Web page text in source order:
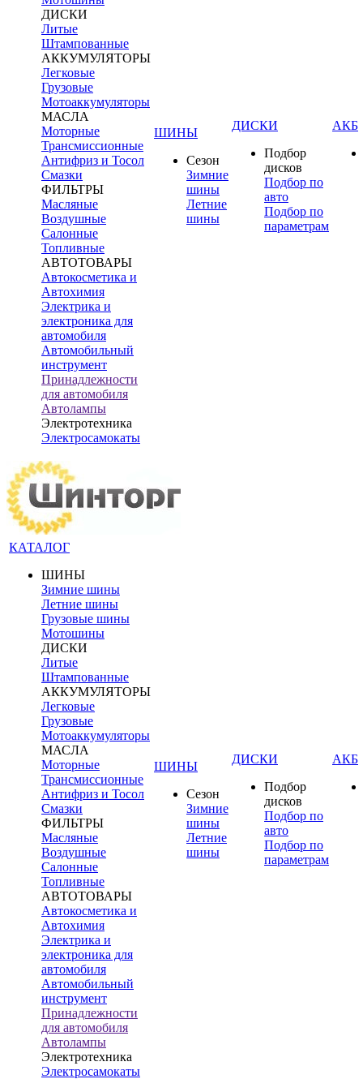
ДИСКИ
Литые
Штампованные
АККУМУЛЯТОРЫ
Легковые
Грузовые
Мотоаккумуляторы
МАСЛА
Моторные
Трансмиссионные
Антифриз и Тосол
Смазки
ФИЛЬТРЫ
Масляные
Воздушные
Салонные
Топливные
АВТОТОВАРЫ
Автокосметика и
Автохимия
Электрика и
электроника для
автомобиля
Автомобильный
инструмент
Принадлежности
для автомобиля
Автолампы
Электротехника
Электросамокаты
ШИНЫ
Сезон
Зимние
шины
Летние
шины
ДИСКИ
Подбор
дисков
Подбор по
авто
Подбор по
параметрам
АКБ
КАТАЛОГ
ШИНЫ
Зимние шины
Летние шины
Грузовые шины
Мотошины
ДИСКИ
Литые
Штампованные
АККУМУЛЯТОРЫ
Легковые
Грузовые
Мотоаккумуляторы
МАСЛА
Моторные
Трансмиссионные
Антифриз и Тосол
Смазки
ФИЛЬТРЫ
Масляные
Воздушные
Салонные
Топливные
АВТОТОВАРЫ
Автокосметика и
Автохимия
Электрика и
электроника для
автомобиля
Автомобильный
инструмент
Принадлежности
для автомобиля
Автолампы
Электротехника
Электросамокаты
ШИНЫ
Сезон
Зимние
шины
Летние
шины
ДИСКИ
Подбор
дисков
Подбор по
авто
Подбор по
параметрам
АКБ